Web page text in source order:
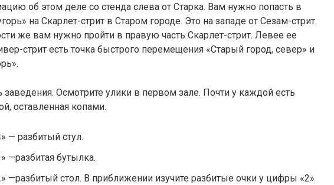
об этом деле со стенда слева от Старка. Вам нужно попасть в
на Скарлет-стрит в Старом городе. Это на западе от Сезам-стрит.
же вам нужно пройти в правую часть Скарлет-стрит. Левее ее
стрит есть точка быстрого перемещения «Старый город, север» и
заведения. Осмотрите улики в первом зале. Почти у каждой есть
оставленная копами.
— разбитый стул.
—разбитая бутылка.
—разбитый стол. В приближении изучите разбитые очки у цифры «2»